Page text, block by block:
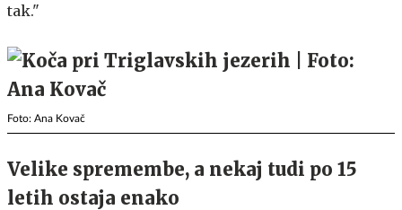
tak."
Foto: Ana Kovač
Velike spremembe, a nekaj tudi po 15
letih ostaja enako